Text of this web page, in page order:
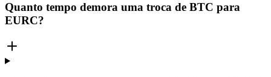
Quanto tempo demora uma troca de BTC para
EURC?